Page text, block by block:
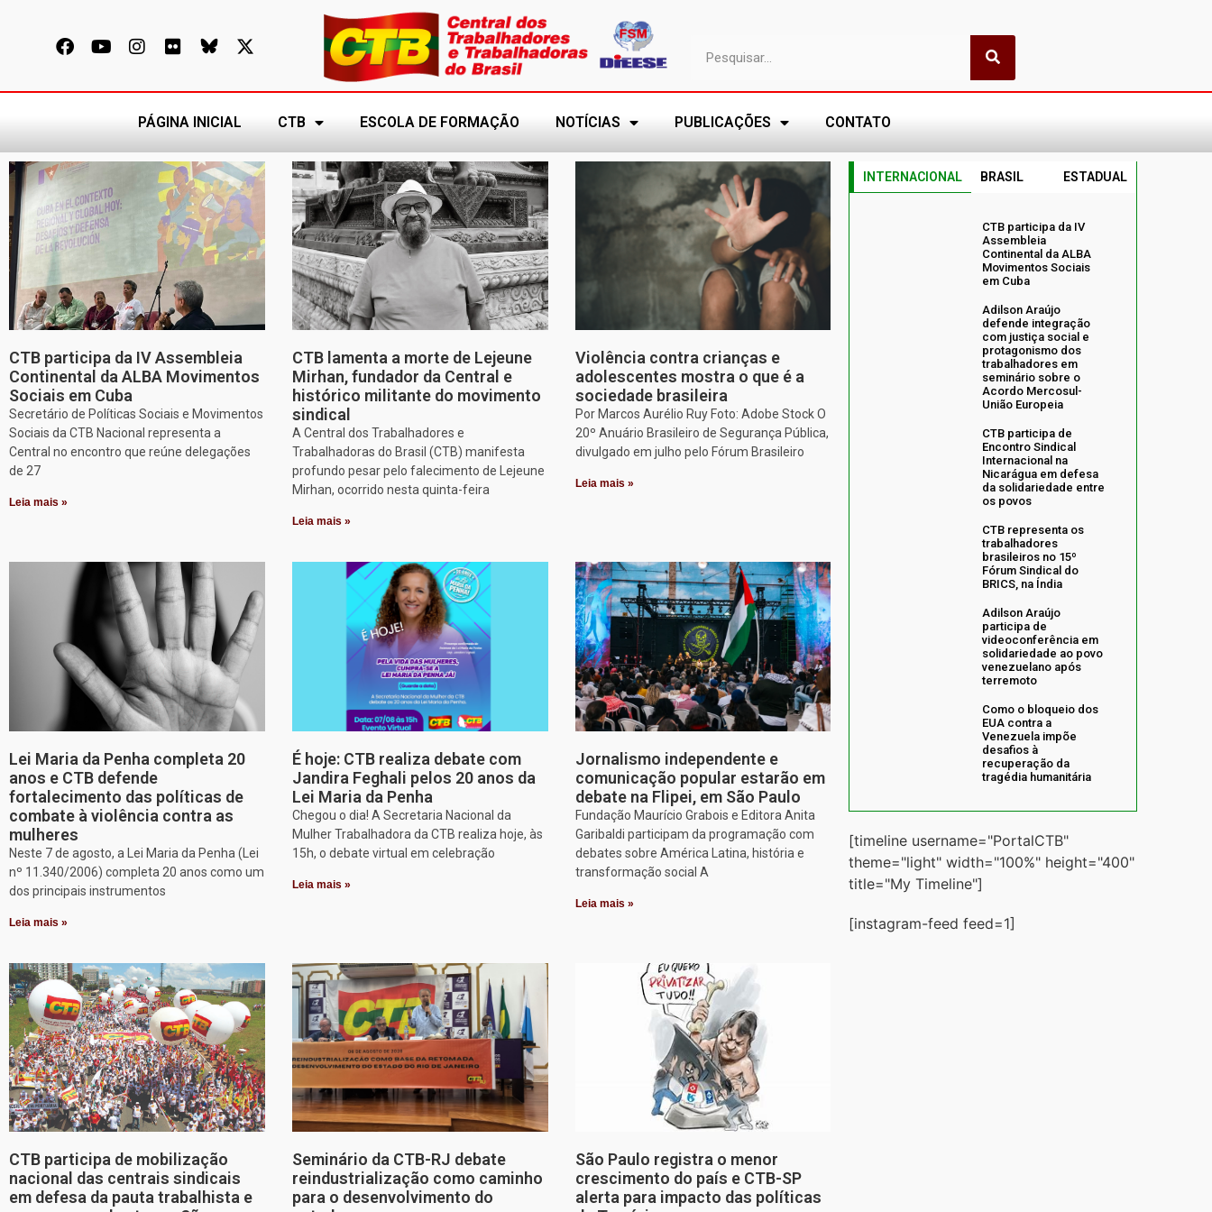
PÁGINA INICIAL CTB ESCOLA DE FORMAÇÃO NOTÍCIAS PUBLICAÇÕES CONTATO
CTB participa da IV Assembleia
Continental da ALBA Movimentos
Sociais em Cuba
Secretário de Políticas Sociais e Movimentos
Sociais da CTB Nacional representa a
Central no encontro que reúne delegações
de 27
Leia mais »
CTB lamenta a morte de Lejeune
Mirhan, fundador da Central e
histórico militante do movimento
sindical
A Central dos Trabalhadores e
Trabalhadoras do Brasil (CTB) manifesta
profundo pesar pelo falecimento de Lejeune
Mirhan, ocorrido nesta quinta-feira
Leia mais »
Violência contra crianças e
adolescentes mostra o que é a
sociedade brasileira
Por Marcos Aurélio Ruy Foto: Adobe Stock O
20º Anuário Brasileiro de Segurança Pública,
divulgado em julho pelo Fórum Brasileiro
Leia mais »
Lei Maria da Penha completa 20
anos e CTB defende
fortalecimento das políticas de
combate à violência contra as
mulheres
Neste 7 de agosto, a Lei Maria da Penha (Lei
nº 11.340/2006) completa 20 anos como um
dos principais instrumentos
Leia mais »
É hoje: CTB realiza debate com
Jandira Feghali pelos 20 anos da
Lei Maria da Penha
Chegou o dia! A Secretaria Nacional da
Mulher Trabalhadora da CTB realiza hoje, às
15h, o debate virtual em celebração
Leia mais »
Jornalismo independente e
comunicação popular estarão em
debate na Flipei, em São Paulo
Fundação Maurício Grabois e Editora Anita
Garibaldi participam da programação com
debates sobre América Latina, história e
transformação social A
Leia mais »
CTB participa de mobilização
nacional das centrais sindicais
em defesa da pauta trabalhista e
Seminário da CTB-RJ debate
reindustrialização como caminho
para o desenvolvimento do
São Paulo registra o menor
crescimento do país e CTB-SP
alerta para impacto das políticas
INTERNACIONAL BRASIL ESTADUAL
CTB participa da IV
Assembleia
Continental da ALBA
Movimentos Sociais
em Cuba
Adilson Araújo
defende integração
com justiça social e
protagonismo dos
trabalhadores em
seminário sobre o
Acordo Mercosul-
União Europeia
CTB participa de
Encontro Sindical
Internacional na
Nicarágua em defesa
da solidariedade entre
os povos
CTB representa os
trabalhadores
brasileiros no 15º
Fórum Sindical do
BRICS, na Índia
Adilson Araújo
participa de
videoconferência em
solidariedade ao povo
venezuelano após
terremoto
Como o bloqueio dos
EUA contra a
Venezuela impõe
desafios à
recuperação da
tragédia humanitária
[timeline username="PortalCTB"
theme="light" width="100%" height="400"
title="My Timeline"]
[instagram-feed feed=1]